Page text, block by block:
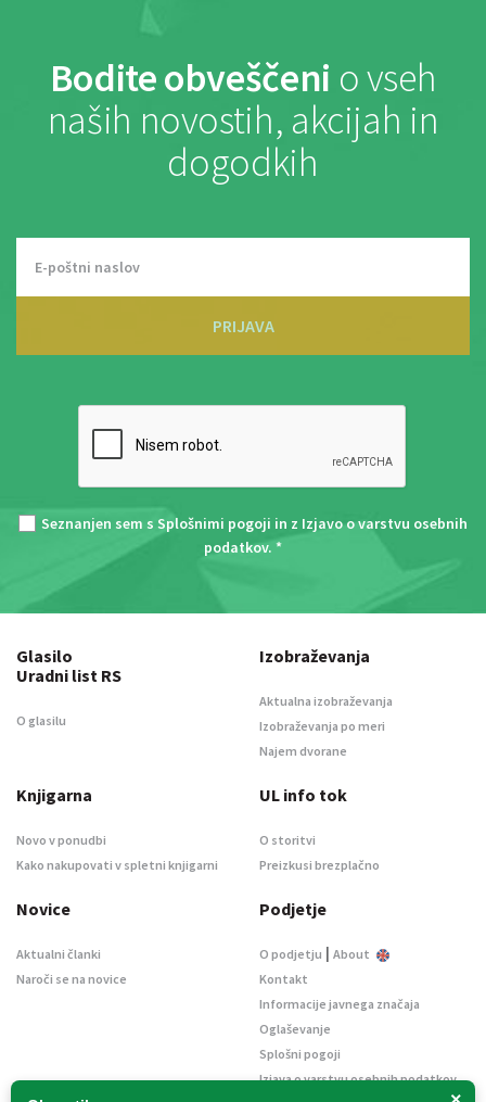
Bodite obveščeni o vseh
naših novostih, akcijah in
dogodkih
PRIJAVA
Seznanjen sem s Splošnimi pogoji in z Izjavo o varstvu osebnih
podatkov. *
Glasilo
Uradni list RS
O glasilu
Izobraževanja
Aktualna izobraževanja
Izobraževanja po meri
Najem dvorane
Knjigarna
Novo v ponudbi
Kako nakupovati v spletni knjigarni
UL info tok
O storitvi
Preizkusi brezplačno
Novice
Aktualni članki
Naroči se na novice
Podjetje
O podjetju | About
Kontakt
Informacije javnega značaja
Oglaševanje
Splošni pogoji
Izjava o varstvu osebnih podatkov